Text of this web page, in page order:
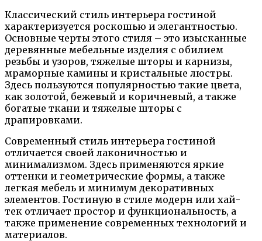
Классический стиль интерьера гостиной
характеризуется роскошью и элегантностью.
Основные черты этого стиля – это изысканные
деревянные мебельные изделия с обилием
резьбы и узоров, тяжелые шторы и карнизы,
мраморные камины и кристальные люстры.
Здесь пользуются популярностью такие цвета,
как золотой, бежевый и коричневый, а также
богатые ткани и тяжелые шторы с
драпировками.
Современный стиль интерьера гостиной
отличается своей лаконичностью и
минимализмом. Здесь применяются яркие
оттенки и геометрические формы, а также
легкая мебель и минимум декоративных
элементов. Гостиную в стиле модерн или хай-
тек отличает простор и функциональность, а
также применение современных технологий и
материалов.